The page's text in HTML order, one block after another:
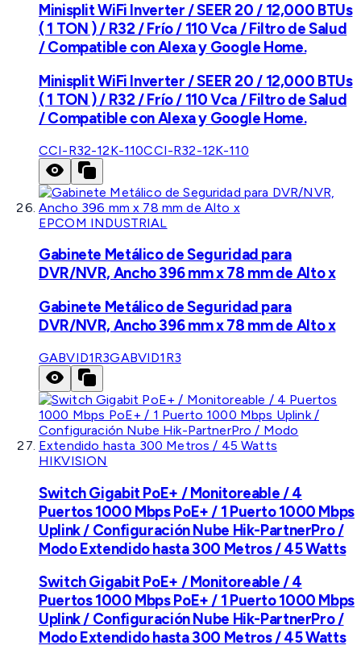
Minisplit WiFi Inverter / SEER 20 / 12,000 BTUs
( 1 TON ) / R32 / Frío / 110 Vca / Filtro de Salud
/ Compatible con Alexa y Google Home.
Minisplit WiFi Inverter / SEER 20 / 12,000 BTUs
( 1 TON ) / R32 / Frío / 110 Vca / Filtro de Salud
/ Compatible con Alexa y Google Home.
CCI-R32-12K-110CCI-R32-12K-110
EPCOM INDUSTRIAL
Gabinete Metálico de Seguridad para
DVR/NVR, Ancho 396 mm x 78 mm de Alto x
Gabinete Metálico de Seguridad para
DVR/NVR, Ancho 396 mm x 78 mm de Alto x
GABVID1R3GABVID1R3
HIKVISION
Switch Gigabit PoE+ / Monitoreable / 4
Puertos 1000 Mbps PoE+ / 1 Puerto 1000 Mbps
Uplink / Configuración Nube Hik-PartnerPro /
Modo Extendido hasta 300 Metros / 45 Watts
Switch Gigabit PoE+ / Monitoreable / 4
Puertos 1000 Mbps PoE+ / 1 Puerto 1000 Mbps
Uplink / Configuración Nube Hik-PartnerPro /
Modo Extendido hasta 300 Metros / 45 Watts